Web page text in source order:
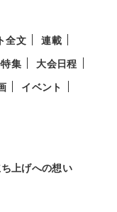
全文
連載
集
大会日程
イベント
上げへの想い